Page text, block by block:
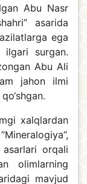
Abu Nasr
asarida
ega
ilgari surgan.
Abu Ali
jahon ilmi
xalqlardan
asarlari orqali
olimlarning
mavjud